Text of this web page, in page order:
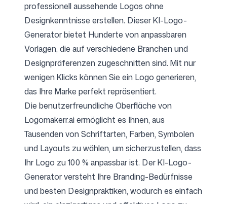
professionell aussehende Logos ohne
Designkenntnisse erstellen. DieserKI-Logo-
Generatorbietet Hunderte von anpassbaren
Vorlagen, die auf verschiedene Branchen und
Designpräferenzen zugeschnitten sind. Mit nur
wenigen Klicks können Sie ein Logo generieren,
das Ihre Marke perfekt repräsentiert.
Die benutzerfreundliche Oberfläche von
Logomakerr.ai ermöglicht es Ihnen, aus
Tausenden von Schriftarten, Farben, Symbolen
und Layouts zu wählen, um sicherzustellen, dass
Ihr Logo zu 100 % anpassbar ist. Der KI-Logo-
Generator versteht Ihre Branding-Bedürfnisse
und besten Designpraktiken, wodurch es einfach